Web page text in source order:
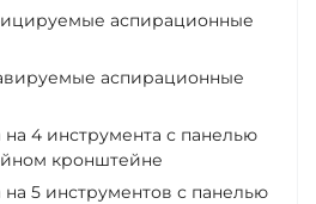
аспирационные
аспирационные
на 4 инструмента с панелью
кронштейне
на 5 инструментов с панелью